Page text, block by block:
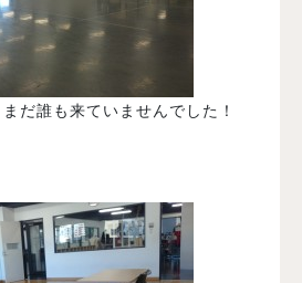
だ誰も来ていませんでした！